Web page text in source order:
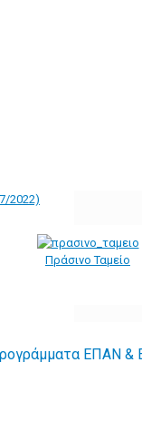
2022)
Πράσινο Ταμείο
ΕΠΑΝ &